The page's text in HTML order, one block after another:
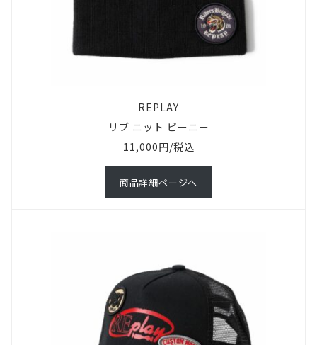
REPLAY
リブ ニット ビーニー
11,000円/税込
商品詳細ページへ